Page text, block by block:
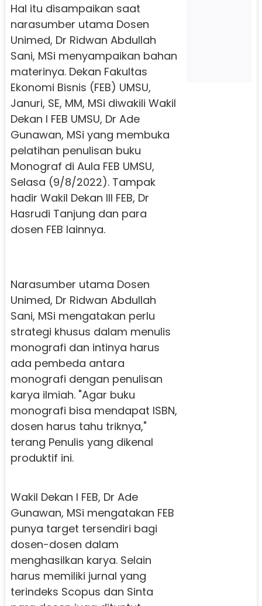
Hal itu disampaikan saat
narasumber utama Dosen
Unimed, Dr Ridwan Abdullah
Sani, MSi menyampaikan bahan
materinya. Dekan Fakultas
Ekonomi Bisnis (FEB) UMSU,
Januri, SE, MM, MSi diwakili Wakil
Dekan I FEB UMSU, Dr Ade
Gunawan, MSi yang membuka
pelatihan penulisan buku
Monograf di Aula FEB UMSU,
Selasa (9/8/2022). Tampak
hadir Wakil Dekan III FEB, Dr
Hasrudi Tanjung dan para
dosen FEB lainnya.
Narasumber utama Dosen
Unimed, Dr Ridwan Abdullah
Sani, MSi mengatakan perlu
strategi khusus dalam menulis
monografi dan intinya harus
ada pembeda antara
monografi dengan penulisan
karya ilmiah. "Agar buku
monografi bisa mendapat ISBN,
dosen harus tahu triknya,"
terang Penulis yang dikenal
produktif ini.
Wakil Dekan I FEB, Dr Ade
Gunawan, MSi mengatakan FEB
punya target tersendiri bagi
dosen-dosen dalam
menghasilkan karya. Selain
harus memiliki jurnal yang
terindeks Scopus dan Sinta